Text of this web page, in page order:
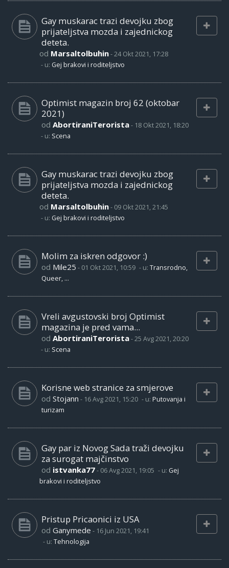
Gay muskarac trazi devojku zbog
prijateljstva mozda i zajednickog
deteta.
od Marsaltolbuhin-24 Okt 2021, 17:28
- u: Gej brakovi i roditeljstvo
Optimist magazin broj 62 (oktobar
2021)
od AbortiraniTerorista- 18 Okt 2021, 18:20
- u: Scena
Gay muskarac trazi devojku zbog
prijateljstva mozda i zajednickog
deteta.
od Marsaltolbuhin- 09 Okt 2021, 21:45
- u: Gej brakovi i roditeljstvo
Molim za iskren odgovor :)
od Mile25 - 01 Okt 2021, 10:59 - u: Transrodno,
Queer, ...
Vreli avgustovski broj Optimist
magazina je pred vama...
od AbortiraniTerorista-25 Avg 2021, 20:20
- u: Scena
Korisne web stranice za smjerove
od Stojann - 16 Avg 2021, 15:20 - u: Putovanja i
turizam
Gay par iz Novog Sada traži devojku
za surogat majčinstvo
od istvanka77- 06 Avg 2021, 19:05 - u: Gej
brakovi i roditeljstvo
Pristup Pricaonici iz USA
od Ganymede - 16 Jun 2021, 19:41
- u: Tehnologija